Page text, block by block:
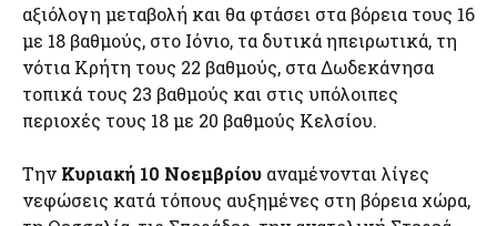
αξιόλογη μεταβολή και θα φτάσει στα βόρεια τους 16
με 18 βαθμούς, στο Ιόνιο, τα δυτικά ηπειρωτικά, τη
νότια Κρήτη τους 22 βαθμούς, στα Δωδεκάνησα
τοπικά τους 23 βαθμούς και στις υπόλοιπες
περιοχές τους 18 με 20 βαθμούς Κελσίου.
Την Κυριακή 10 Νοεμβρίου αναμένονται λίγες
νεφώσεις κατά τόπους αυξημένες στη βόρεια χώρα,